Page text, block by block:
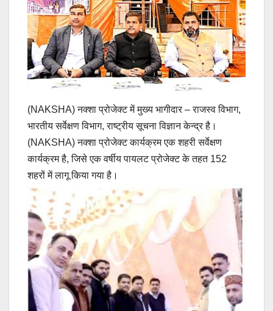
(NAKSHA) नक्शा प्रोजेक्ट में मुख्य भागीदार – राजस्व विभाग,
भारतीय सर्वेक्षण विभाग, राष्ट्रीय सूचना विज्ञान केन्द्र है।
(NAKSHA) नक्शा प्रोजेक्ट कार्यक्रम एक शहरी सर्वेक्षण
कार्यक्रम है, जिसे एक वर्षीय पायलट प्रोजेक्ट के तहत 152
शहरों में लागू किया गया है।